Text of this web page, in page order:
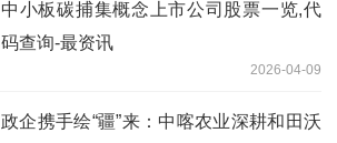
中小板碳捕集概念上市公司股票一览,代
码查询-最资讯
2026-04-09
政企携手绘“疆”来：中喀农业深耕和田沃